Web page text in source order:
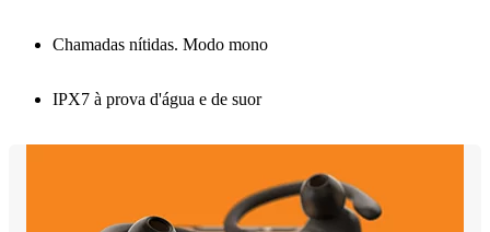
Chamadas nítidas. Modo mono
IPX7 à prova d'água e de suor